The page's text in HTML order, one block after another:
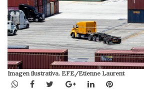
Imagen ilustrativa. EFE/Etienne Laurent
WhatsApp
Facebook
TwitterGoogle+LinkedInPinterest